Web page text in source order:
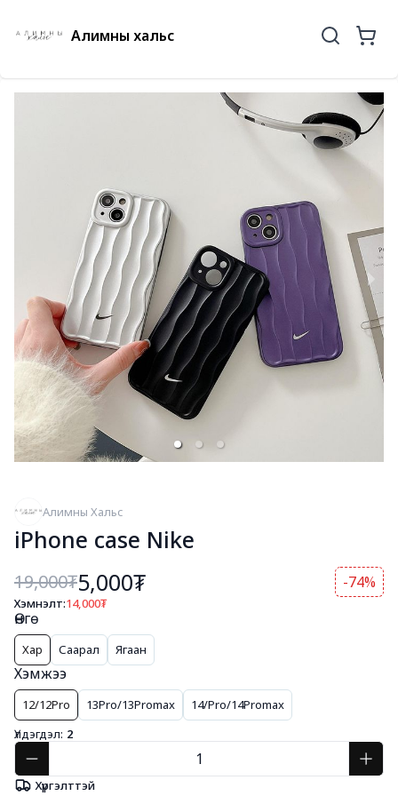
Алимны хальс
Алимны Хальс
iPhone case Nike
19,000₮5,000₮ -74%
Хэмнэлт:14,000₮
Өнгө
Хар Саарал Ягаан
Хэмжээ
12/12Pro 13Pro/13Promax
14/Pro/14Promax
Үлдэгдэл: 2
Хүргэлттэй